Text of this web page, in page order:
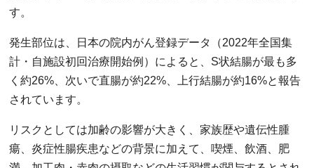
す。
発生部位は、日本の院内がん登録データ（2022年全国集
計・自施設初回治療開始例）によると、S状結腸が最も多
く約26%、次いで直腸が約22%、上行結腸が約16%と報告
されています。
リスクとしては加齢の影響が大きく、家族歴や遺伝性腫
瘍、炎症性腸疾患などの背景に加えて、喫煙、飲酒、肥